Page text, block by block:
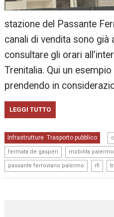
stazione del Passante
canali di vendita sono
consultare gli orari
Trenitalia. Qui un
prendendo in
LEGGI TUTTO
Infrastrutture, Trasporto pubblico
fermata de gasperi mobilita palermo
passante ferroviario palermo rfi